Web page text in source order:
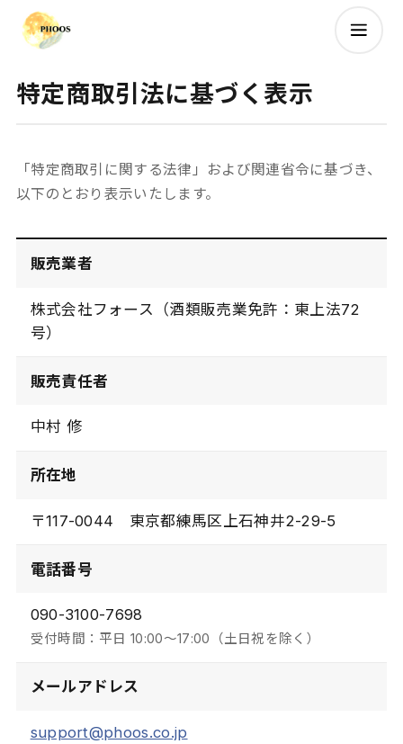
特定商取引法に基づく表示
「特定商取引に関する法律」および関連省令に基づき、
以下のとおり表示いたします。
販売業者
株式会社フォース（酒類販売業免許：東上法72
号）
販売責任者
中村 修
所在地
〒117-0044 東京都練馬区上石神井2-29-5
電話番号
090-3100-7698
受付時間：平日 10:00〜17:00（土日祝を除く）
メールアドレス
support@phoos.co.jp